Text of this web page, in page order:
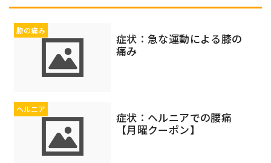
膝の痛み
症状：急な運動による膝の
痛み
ヘルニア
症状：ヘルニアでの腰痛
【月曜クーポン】